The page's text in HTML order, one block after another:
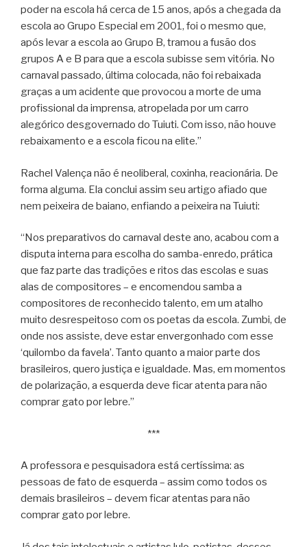
poder na escola há cerca de 15 anos, após a chegada da
escola ao Grupo Especial em 2001, foi o mesmo que,
após levar a escola ao Grupo B, tramou a fusão dos
grupos A e B para que a escola subisse sem vitória. No
carnaval passado, última colocada, não foi rebaixada
graças a um acidente que provocou a morte de uma
profissional da imprensa, atropelada por um carro
alegórico desgovernado do Tuiuti. Com isso, não houve
rebaixamento e a escola ficou na elite.”
Rachel Valença não é neoliberal, coxinha, reacionária. De
forma alguma. Ela conclui assim seu artigo afiado que
nem peixeira de baiano, enfiando a peixeira na Tuiuti:
“Nos preparativos do carnaval deste ano, acabou com a
disputa interna para escolha do samba-enredo, prática
que faz parte das tradições e ritos das escolas e suas
alas de compositores – e encomendou samba a
compositores de reconhecido talento, em um atalho
muito desrespeitoso com os poetas da escola. Zumbi, de
onde nos assiste, deve estar envergonhado com esse
‘quilombo da favela’. Tanto quanto a maior parte dos
brasileiros, quero justiça e igualdade. Mas, em momentos
de polarização, a esquerda deve ficar atenta para não
comprar gato por lebre.”
***
A professora e pesquisadora está certíssima: as
pessoas de fato de esquerda – assim como todos os
demais brasileiros – devem ficar atentas para não
comprar gato por lebre.